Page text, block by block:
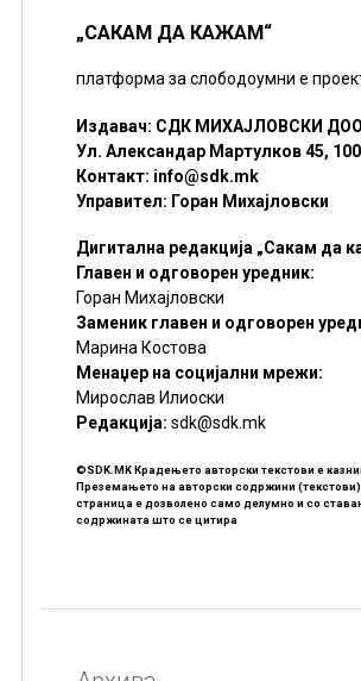
„САКАМ ДА КАЖАМ“
платформа за слободоумни е
Издавач: СДК МИХАЈЛОВСКИ
Ул. Александар Мартулков 45,
Контакт: info@sdk.mk
Управител: Горан Михајловски
Дигитална редакција „Сакам да
Главен и одговорен уредник:
Горан Михајловски
Заменик главен и одговорен
Марина Костова
Менаџер на социјални мрежи:
Мирослав Илиоски
Редакцијa: sdk@sdk.mk
©SDK.MK Крадењето авторски текстови е
Преземањето на авторски содржини
страница е дозволено само делумно и со
содржината што се цитира